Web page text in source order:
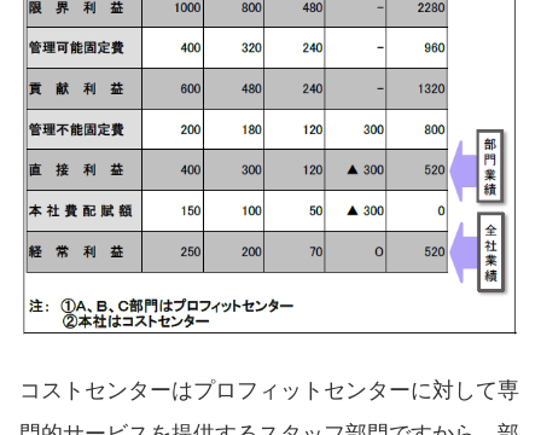
コストセンターはプロフィットセンターに対して専